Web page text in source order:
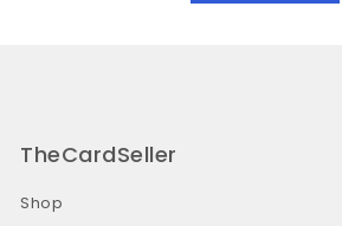
TheCardSeller
Shop